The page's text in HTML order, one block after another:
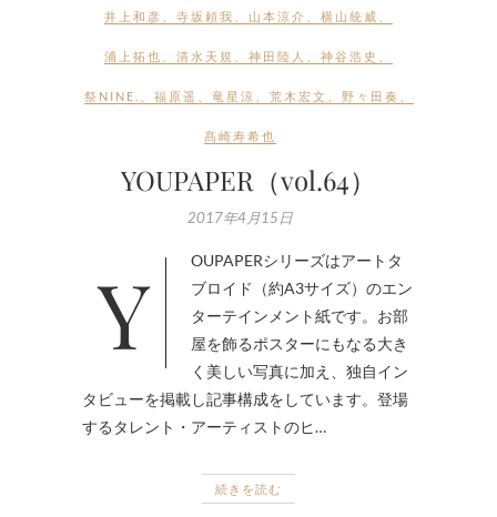
井上和彦 寺坂頼我 山本涼介 横山統威
浦上拓也 清水天規 神田陸人 神谷浩史
祭NINE. 福原遥 竜星涼 荒木宏文 野々田奏
髙崎寿希也
YOUPAPER（vol.64）
2017年4月15日
YOUPAPERシリーズはアートタ
ブロイド（約A3サイズ）のエン
ターテインメント紙です。お部
屋を飾るポスターにもなる大き
く美しい写真に加え、独自イン
タビューを掲載し記事構成をしています。登場
するタレント・アーティストのヒ…
続きを読む